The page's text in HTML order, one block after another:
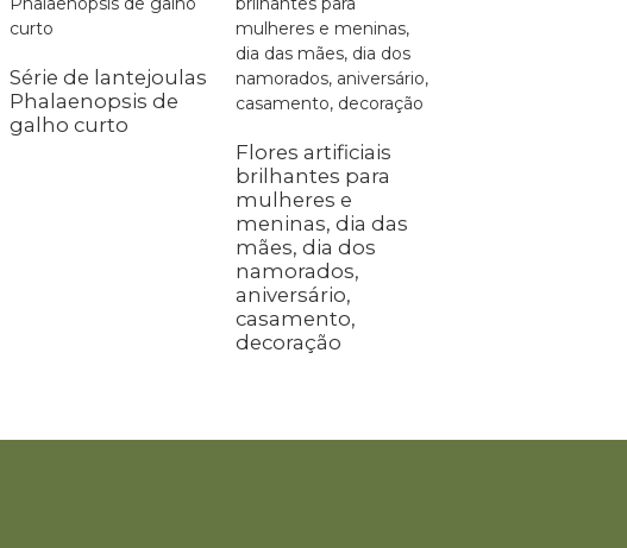
Série de lantejoulas
Phalaenopsis de
galho curto
Flores artificiais
brilhantes para
mulheres e
meninas, dia das
mães, dia dos
namorados,
aniversário,
casamento,
decoração